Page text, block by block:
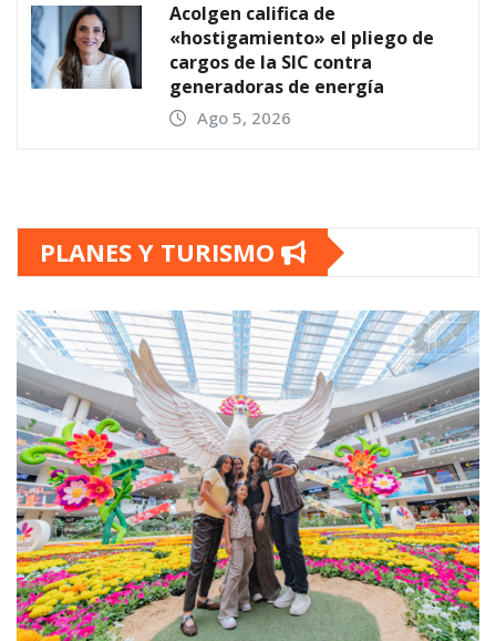
Acolgen califica de
«hostigamiento» el pliego de
cargos de la SIC contra
generadoras de energía
Ago 5, 2026
PLANES Y TURISMO